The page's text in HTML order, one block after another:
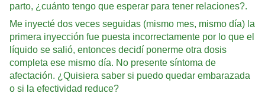
parto, ¿cuánto tengo que esperar para tener relaciones?.
Me inyecté dos veces seguidas (mismo mes, mismo día) la
primera inyección fue puesta incorrectamente por lo que el
líquido se salió, entonces decidí ponerme otra dosis
completa ese mismo día. No presente síntoma de
afectación. ¿Quisiera saber si puedo quedar embarazada
o si la efectividad reduce?